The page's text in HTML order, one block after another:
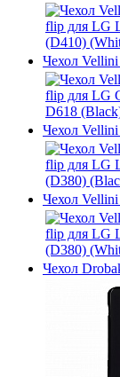
Чехол
Чехол
Чехол
Чехол